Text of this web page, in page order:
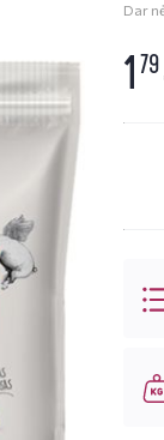
Dar
179